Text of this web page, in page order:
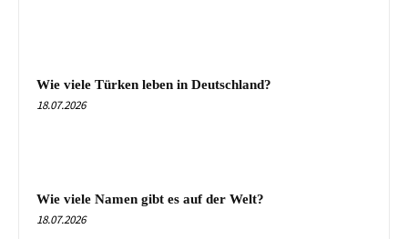
Wie viele Türken leben in Deutschland?
18.07.2026
Wie viele Namen gibt es auf der Welt?
18.07.2026